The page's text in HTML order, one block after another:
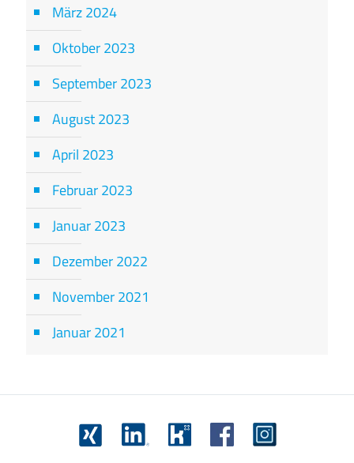
März 2024
Oktober 2023
September 2023
August 2023
April 2023
Februar 2023
Januar 2023
Dezember 2022
November 2021
Januar 2021